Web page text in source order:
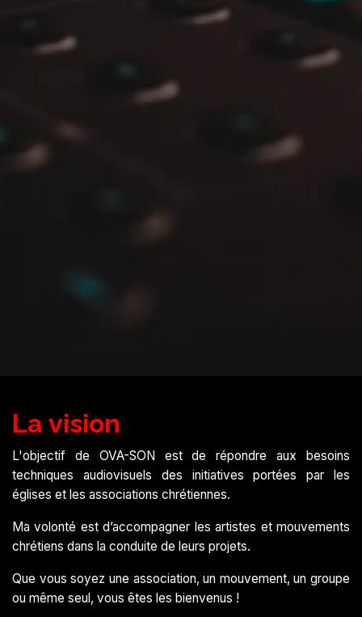
La vision
L'objectif de OVA-SON est de répondre aux besoins
techniques audiovisuels des initiatives portées par les
églises et les associations chrétiennes.
Ma volonté est d’accompagner les artistes et mouvements
chrétiens dans la conduite de leurs projets.
Que vous soyez une association, un mouvement, un groupe
ou même seul, vous êtes les bienvenus !